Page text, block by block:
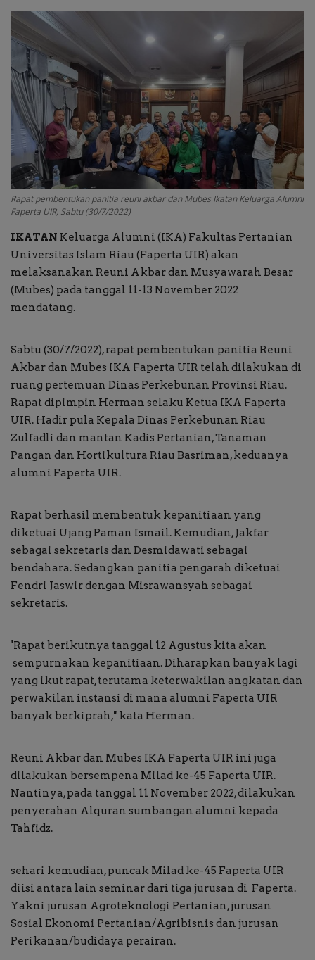
Kabar Kampus
Kabar Sekolah
Kabar Madrasah
Whats Up!
Tau Nggak?
Perspektif Pakar
Pariwara
Kabar Beasiswa
Vocation Ways
Buku
Alam Raya
Kolom
Galeri Foto
Rapat pembentukan panitia reuni akbar dan Mubes Ikatan Keluarga Alumni
Faperta UIR, Sabtu (30/7/2022)
IKATAN Keluarga Alumni (IKA) Fakultas Pertanian
Universitas Islam Riau (Faperta UIR) akan
melaksanakan Reuni Akbar dan Musyawarah Besar
(Mubes) pada tanggal 11-13 November 2022
mendatang.
Sabtu (30/7/2022), rapat pembentukan panitia Reuni
Akbar dan Mubes IKA Faperta UIR telah dilakukan di
ruang pertemuan Dinas Perkebunan Provinsi Riau.
Rapat dipimpin Herman selaku Ketua IKA Faperta
UIR. Hadir pula Kepala Dinas Perkebunan Riau
Zulfadli dan mantan Kadis Pertanian, Tanaman
Pangan dan Hortikultura Riau Basriman, keduanya
alumni Faperta UIR.
Rapat berhasil membentuk kepanitiaan yang
diketuai Ujang Paman Ismail. Kemudian, Jakfar
sebagai sekretaris dan Desmidawati sebagai
bendahara. Sedangkan panitia pengarah diketuai
Fendri Jaswir dengan Misrawansyah sebagai
sekretaris.
''Rapat berikutnya tanggal 12 Agustus kita akan
sempurnakan kepanitiaan. Diharapkan banyak lagi
yang ikut rapat, terutama keterwakilan angkatan dan
perwakilan instansi di mana alumni Faperta UIR
banyak berkiprah,'' kata Herman.
Reuni Akbar dan Mubes IKA Faperta UIR ini juga
dilakukan bersempena Milad ke-45 Faperta UIR.
Nantinya, pada tanggal 11 November 2022, dilakukan
penyerahan Alquran sumbangan alumni kepada
Tahfidz.
sehari kemudian, puncak Milad ke-45 Faperta UIR
diisi antara lain seminar dari tiga jurusan di Faperta.
Yakni jurusan Agroteknologi Pertanian, jurusan
Sosial Ekonomi Pertanian/Agribisnis dan jurusan
Perikanan/budidaya perairan.